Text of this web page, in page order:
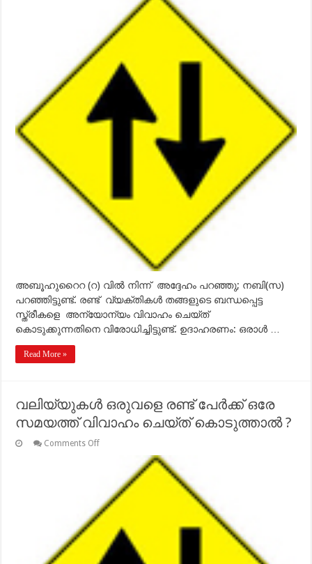
പരസ്പരം
ബന്ധപ്പെട്ടവരെ
വിവാഹം
ചെയ്‌തെടുക്കാമോ?
അബൂഹുറൈറ (റ) വില്‍ നിന്ന് അദ്ദേഹം പറഞ്ഞു; നബി(സ)
പറഞ്ഞിട്ടുണ്ട്. രണ്ട് വ്യക്തികള്‍ തങ്ങളുടെ ബന്ധപ്പെട്ട
സ്ത്രീകളെ അന്യോന്യം വിവാഹം ചെയ്ത്
കൊടുക്കുന്നതിനെ വിരോധിച്ചിട്ടുണ്ട്. ഉദാഹരണം: ഒരാള്‍ …
Read More »
വലിയ്യുകള്‍ ഒരുവളെ രണ്ട് പേര്‍ക്ക് ഒരേ
സമയത്ത് വിവാഹം ചെയ്ത് കൊടുത്താല്‍ ?
Comments Offon
പേര്‍ക്ക്
ഒരേ
സമയത്ത്
വിവാഹം
ചെയ്ത്
കൊടുത്താല്‍